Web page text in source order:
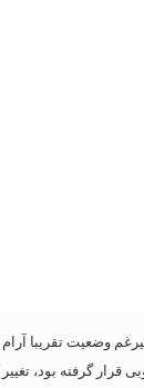
وضعیت تقریبا آرام
گرفته بود،